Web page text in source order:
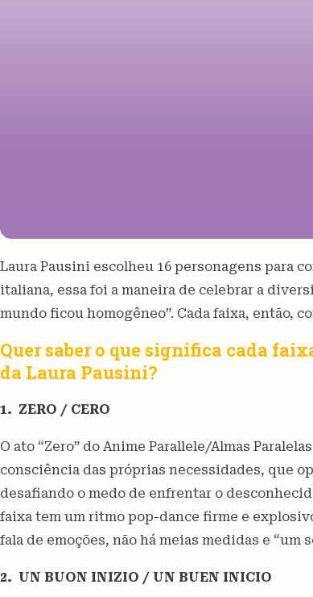
Laura Pausini escolheu 16 personagens para
italiana, essa foi a maneira de celebrar a
mundo ficou homogêneo”. Cada faixa, então,
Quer saber o que significa cada
da Laura Pausini?
1. ZERO / CERO
O ato “Zero” do Anime Parallele/Almas
consciência das próprias necessidades, que
desafiando o medo de enfrentar o
faixa tem um ritmo pop-dance firme e
fala de emoções, não há meias medidas e
2. UN BUON INIZIO / UN BUEN INICIO